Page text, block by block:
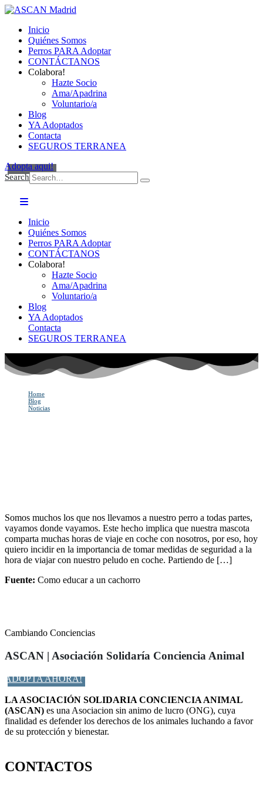
Inicio
Quiénes Somos
Perros PARA Adoptar
CONTÁCTANOS
Colabora!
Hazte Socio
Ama/Apadrina
Voluntario/a
Blog
YA Adoptados
Contacta
SEGUROS TERRANEA
Adopta aqui!
Search
Inicio
Quiénes Somos
Perros PARA Adoptar
CONTÁCTANOS
Colabora!
Hazte Socio
Ama/Apadrina
Voluntario/a
Blog
YA Adoptados
Contacta
SEGUROS TERRANEA
Home
Blog
Noticias
Somos muchos los que nos llevamos a nuestro perro a todas partes,
vayamos donde vayamos. Este hecho implica que nuestra mascota
comparta muchas horas de viaje en coche con nosotros, por eso, hoy
quiero incidir en la importancia de tomar medidas de seguridad a la
hora de viajar con nuestro peludo en coche. Partiendo de […]
Fuente: Como educar a un cachorro
Cambiando Conciencias
ASCAN | Asociación Solidaría Conciencia Animal
ADOPTA AHORA!
LA ASOCIACIÓN SOLIDARIA CONCIENCIA ANIMAL
(ASCAN) es una Asociacion sin animo de lucro (ONG), cuya
finalidad es defender los derechos de los animales luchando a favor
de su protección y bienestar.
CONTACTOS